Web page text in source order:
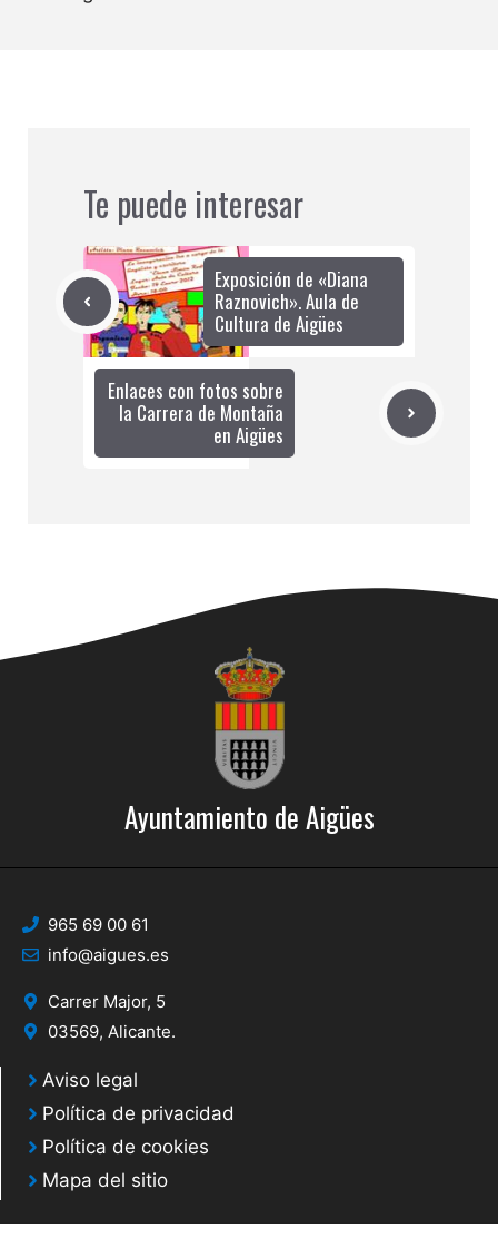
Te puede interesar
Exposición de «Diana
Raznovich». Aula de
Cultura de Aigües
Enlaces con fotos sobre
la Carrera de Montaña
en Aigües
Ayuntamiento de Aigües
965 69 00 61
info@aigues.es
Carrer Major, 5
03569, Alicante.
Aviso legal
Política de privacidad
Política de cookies
Mapa del sitio